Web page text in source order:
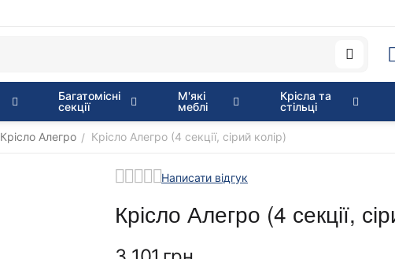
Багатомісні
секції
М'які
меблі
Крісла та
стільці
Крісло Алегро / Крісло Алегро (4 секції, сірий колір)
Написати відгук
Крісло Алегро (4 секції,